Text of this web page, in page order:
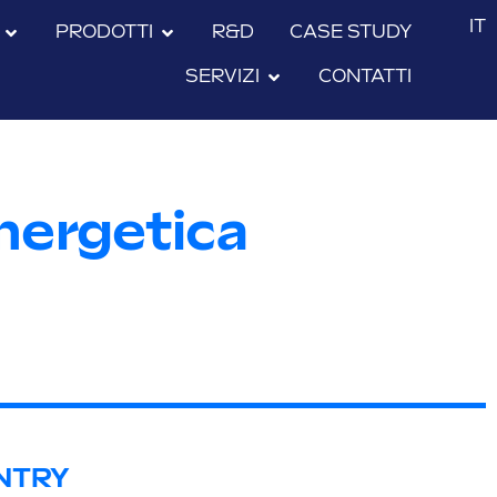
PRODOTTI R&D CASE STUDY
SERVIZI CONTATTI
IT